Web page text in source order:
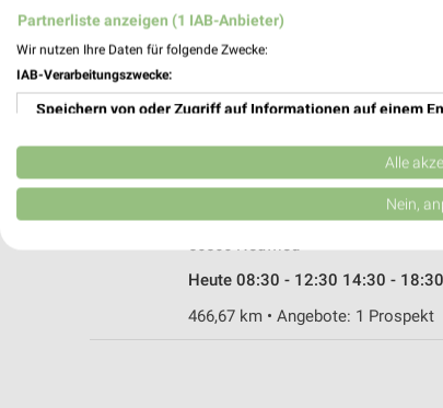
MediaMarkt Saturn Neuwied
56564 Neuwied
Heute 10:00 - 19:00 Uhr | Öffnet
EURONICS Schäfer Neuwied
Lindenstr. 28
56566 Neuwied
Heute 08:30 - 12:30 14:30 -
466,67 km • Angebote: 1 Prospekt
Partnerliste anzeigen (1 IAB-Anbieter)
Wir nutzen Ihre Daten für folgende Zwecke:
IAB-Verarbeitungszwecke:
Speichern von oder Zugriff auf Informationen auf einem
Verwendung reduzierter Daten zur Auswahl von
Erstellung von Profilen für personalisierte Werbung
Erstellung von Profilen zur Personalisierung von Inhalten
Alle
Nein,